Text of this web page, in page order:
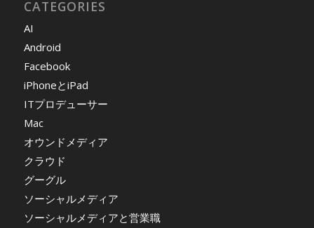
CATEGORIES
AI
Android
Facebook
iPhoneとiPad
ITプロデューサー
Mac
オウンドメディア
クラウド
グーグル
ソーシャルメディア
ソーシャルメディアと営業職